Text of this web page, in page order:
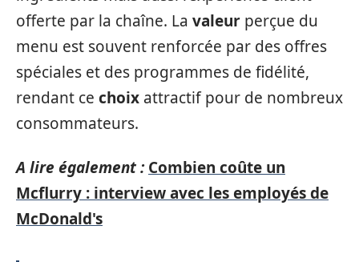
offerte par la chaîne. La valeur perçue du
menu est souvent renforcée par des offres
spéciales et des programmes de fidélité,
rendant ce choix attractif pour de nombreux
consommateurs.
A lire également : Combien coûte un
Mcflurry : interview avec les employés de
McDonald's